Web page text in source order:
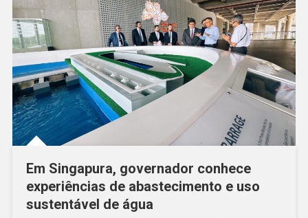
Em Singapura, governador conhece
experiências de abastecimento e uso
sustentável de água